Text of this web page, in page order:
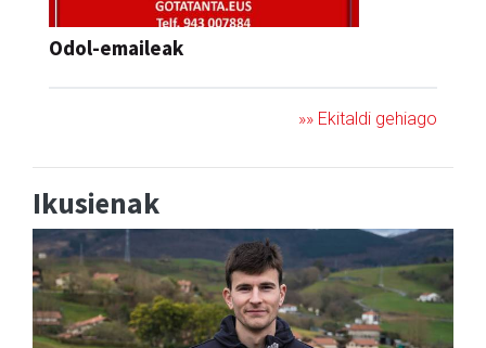
Odol-emaileak
»» Ekitaldi gehiago
Ikusienak